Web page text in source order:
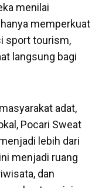
menilai
memperkuat
sport tourism,
langsung bagi
adat,
Pocari Sweat
lebih dari
menjadi ruang
dan